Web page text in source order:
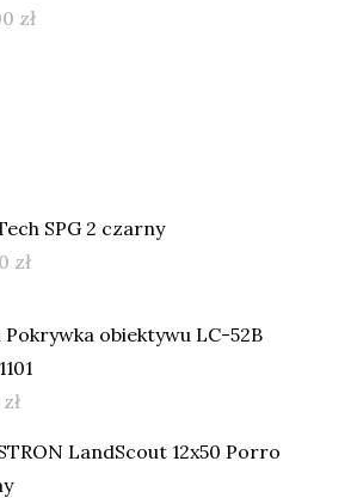
zł
SPG 2 czarny
zł
Pokrywka obiektywu LC-52B
zł
LandScout 12x50 Porro